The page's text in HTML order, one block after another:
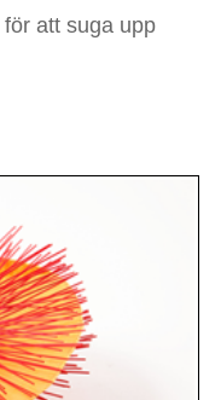
att suga upp